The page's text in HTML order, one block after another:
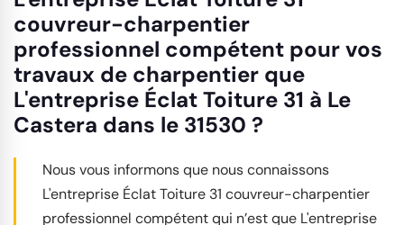
couvreur-charpentier
professionnel compétent pour vos
travaux de charpentier que
L'entreprise Éclat Toiture 31 à Le
Castera dans le 31530 ?
Nous vous informons que nous connaissons
L'entreprise Éclat Toiture 31 couvreur-charpentier
professionnel compétent qui n’est que L'entreprise